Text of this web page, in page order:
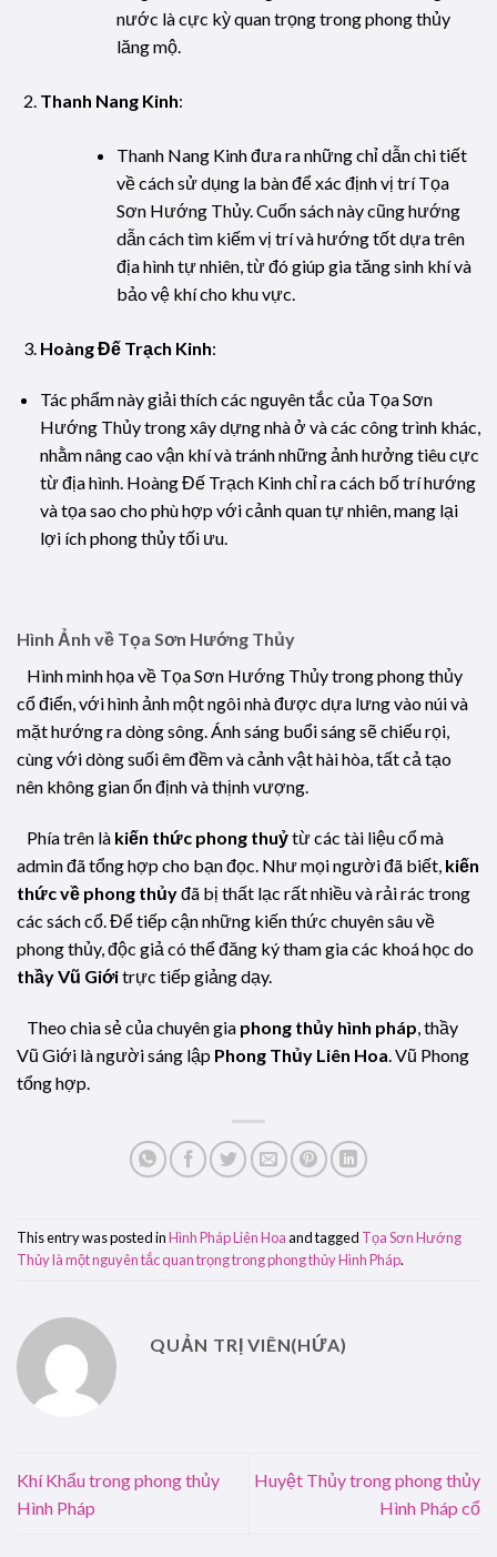
nước là cực kỳ quan trọng trong phong thủy
lăng mộ.
Thanh Nang Kinh:
Thanh Nang Kinh đưa ra những chỉ dẫn chi tiết
về cách sử dụng la bàn để xác định vị trí Tọa
Sơn Hướng Thủy. Cuốn sách này cũng hướng
dẫn cách tìm kiếm vị trí và hướng tốt dựa trên
địa hình tự nhiên, từ đó giúp gia tăng sinh khí và
bảo vệ khí cho khu vực.
Hoàng Đế Trạch Kinh:
Tác phẩm này giải thích các nguyên tắc của Tọa Sơn
Hướng Thủy trong xây dựng nhà ở và các công trình khác,
nhằm nâng cao vận khí và tránh những ảnh hưởng tiêu cực
từ địa hình. Hoàng Đế Trạch Kinh chỉ ra cách bố trí hướng
và tọa sao cho phù hợp với cảnh quan tự nhiên, mang lại
lợi ích phong thủy tối ưu.
Hình Ảnh về Tọa Sơn Hướng Thủy
Hình minh họa về Tọa Sơn Hướng Thủy trong phong thủy
cổ điển, với hình ảnh một ngôi nhà được dựa lưng vào núi và
mặt hướng ra dòng sông. Ánh sáng buổi sáng sẽ chiếu rọi,
cùng với dòng suối êm đềm và cảnh vật hài hòa, tất cả tạo
nên không gian ổn định và thịnh vượng.
Phía trên là kiến thức phong thuỷtừ các tài liệu cổ mà
admin đã tổng hợp cho bạn đọc. Như mọi người đã biết, kiến
thức về phong thủyđã bị thất lạc rất nhiều và rải rác trong
các sách cổ. Để tiếp cận những kiến thức chuyên sâu về
phong thủy, độc giả có thể đăng ký tham gia các khoá học do
thầy Vũ Giớitrực tiếp giảng dạy.
Theo chia sẻ của chuyên gia phong thủy hình pháp , thầy
Vũ Giới là người sáng lập Phong Thủy Liên Hoa . Vũ Phong
tổng hợp.
This entry was posted inHình Pháp Liên Hoaand tagged Tọa Sơn Hướng
Thủy là một nguyên tắc quan trọng trong phong thủy Hình Pháp.
QUẢN TRỊ VIÊN(HỨA)
Khí Khẩu trong phong thủy
Hình Pháp
Huyệt Thủy trong phong thủy
Hình Pháp cổ